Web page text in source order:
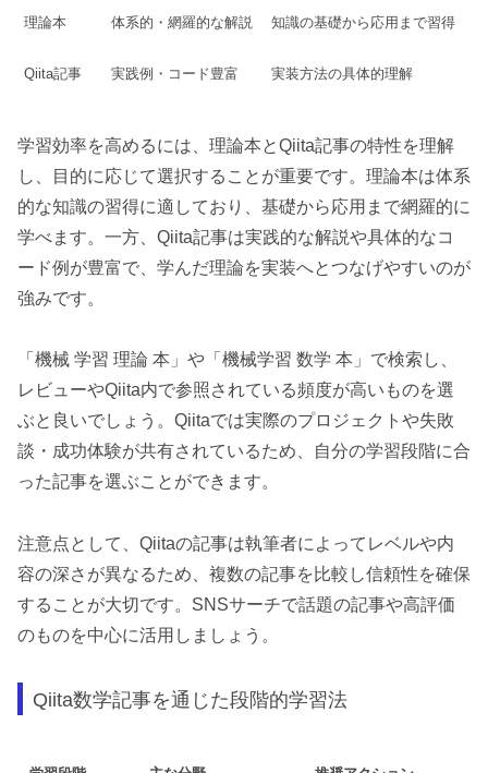
理論本 体系的・網羅的な解説 知識の基礎から応用まで習得
Qiita記事 実践例・コード豊富 実装方法の具体的理解
学習効率を高めるには、理論本とQiita記事の特性を理解
し、目的に応じて選択することが重要です。理論本は体系
的な知識の習得に適しており、基礎から応用まで網羅的に
学べます。一方、Qiita記事は実践的な解説や具体的なコ
ード例が豊富で、学んだ理論を実装へとつなげやすいのが
強みです。
「機械 学習 理論 本」や「機械学習 数学 本」で検索し、
レビューやQiita内で参照されている頻度が高いものを選
ぶと良いでしょう。Qiitaでは実際のプロジェクトや失敗
談・成功体験が共有されているため、自分の学習段階に合
った記事を選ぶことができます。
注意点として、Qiitaの記事は執筆者によってレベルや内
容の深さが異なるため、複数の記事を比較し信頼性を確保
することが大切です。SNSサーチで話題の記事や高評価
のものを中心に活用しましょう。
Qiita数学記事を通じた段階的学習法